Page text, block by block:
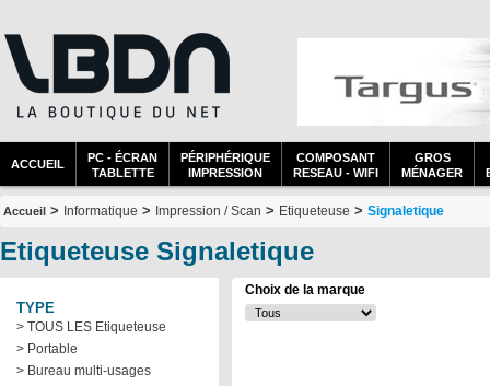
ACCUEIL
PC - ÉCRAN
TABLETTE
PÉRIPHÉRIQUE
IMPRESSION
COMPOSANT
RESEAU - WIFI
GROS
MÉNAGER
Accueil > Informatique > Impression / Scan > Etiqueteuse > Signaletique
Etiqueteuse Signaletique
TYPE
> TOUS LES Etiqueteuse
> Portable
> Bureau multi-usages
Choix de la marque